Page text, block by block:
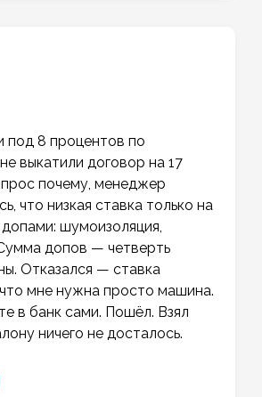
под 8 процентов по
выкатили договор на 17
почему, менеджер
что низкая ставка только на
шумоизоляция,
допов — четверть
Отказался — ставка
мне нужна просто машина.
в банк сами. Пошёл. Взял
ничего не досталось.